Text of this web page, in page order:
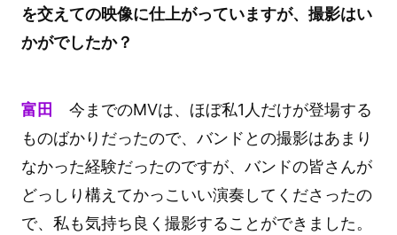
を交えての映像に仕上がっていますが、撮影はい
かがでしたか？
富田
今までのMVは、ほぼ私1人だけが登場する
ものばかりだったので、バンドとの撮影はあまり
なかった経験だったのですが、バンドの皆さんが
どっしり構えてかっこいい演奏してくださったの
で、私も気持ち良く撮影することができました。